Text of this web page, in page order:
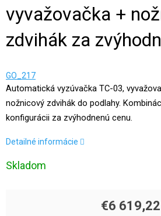
vyvažovačka +
zdvihák za
GO_217
Automatická vyzúvačka TC-03,
nožnicový zdvihák do podlahy.
konfigurácii za zvýhodnenú cenu.
Detailné informácie
Skladom
€6 619,22